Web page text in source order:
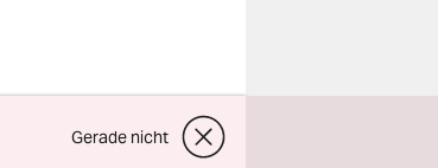
Gerade nicht